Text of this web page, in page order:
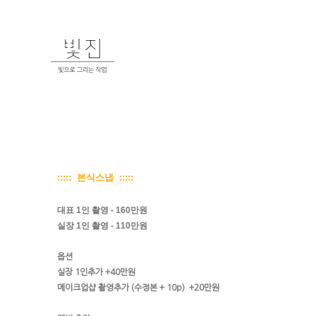
::::: 본식스냅 :::::
대표 1인 촬영 - 160만원
실장 1인 촬영 - 110만원
옵션
실장 1인추가 +40만원
메이크업샵 촬영추가 (수정본 + 10p) +20만원